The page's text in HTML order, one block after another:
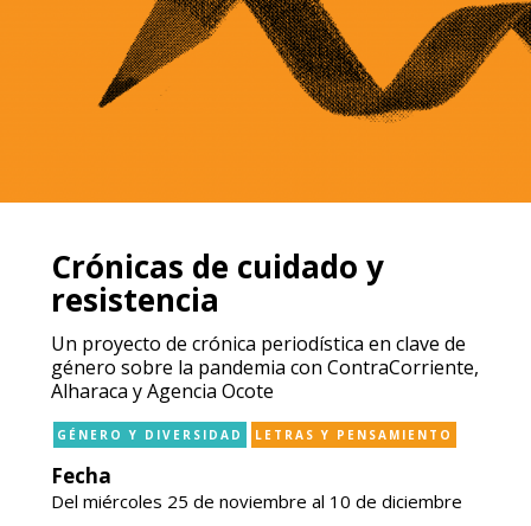
Crónicas de cuidado y
resistencia
Un proyecto de crónica periodística en clave de
género sobre la pandemia con ContraCorriente,
Alharaca y Agencia Ocote
GÉNERO Y DIVERSIDAD LETRAS Y PENSAMIENTO
Fecha
Del miércoles 25 de noviembre al 10 de diciembre